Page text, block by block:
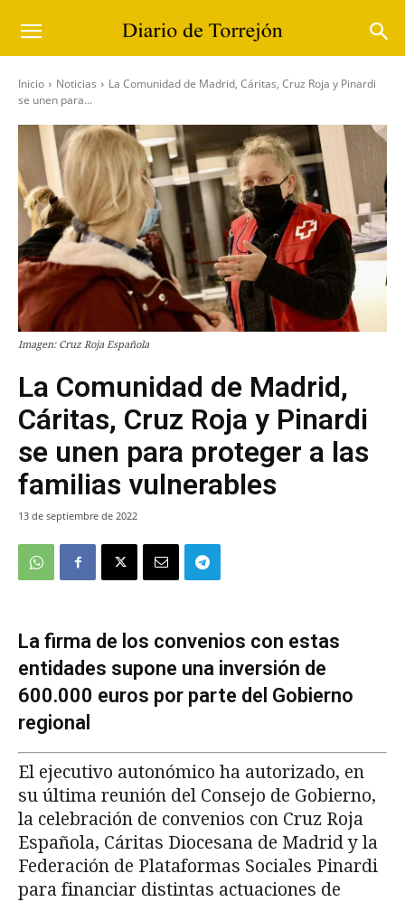
Inicio Noticias
La Comunidad de Madrid, Cáritas, Cruz Roja y Pinardi
se unen para...
Imagen: Cruz Roja Española
La Comunidad de Madrid,
Cáritas, Cruz Roja y Pinardi
se unen para proteger a las
familias vulnerables
13 de septiembre de 2022
La firma de los convenios con estas
entidades supone una inversión de
600.000 euros por parte del Gobierno
regional
El ejecutivo autonómico ha autorizado, en
su última reunión del Consejo de Gobierno,
la celebración de convenios con Cruz Roja
Española, Cáritas Diocesana de Madrid y la
Federación de Plataformas Sociales Pinardi
para financiar distintas actuaciones de